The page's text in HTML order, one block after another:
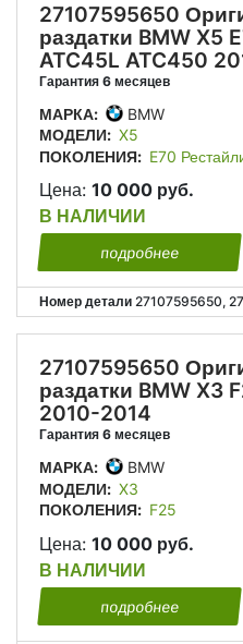
27107595650
раздатки BMW X5
ATC45L ATC450
Гарантия 6 месяцев
МАРКА:
BMW
МОДЕЛИ: X5
ПОКОЛЕНИЯ: E70
Цена: 10 000 руб.
В НАЛИЧИИ
подробнее
Номер детали 27107595650, 27107645468,
27107595650
раздатки BMW X3
2010-2014
Гарантия 6 месяцев
МАРКА:
BMW
МОДЕЛИ: X3
ПОКОЛЕНИЯ: F25
Цена: 10 000 руб.
В НАЛИЧИИ
подробнее